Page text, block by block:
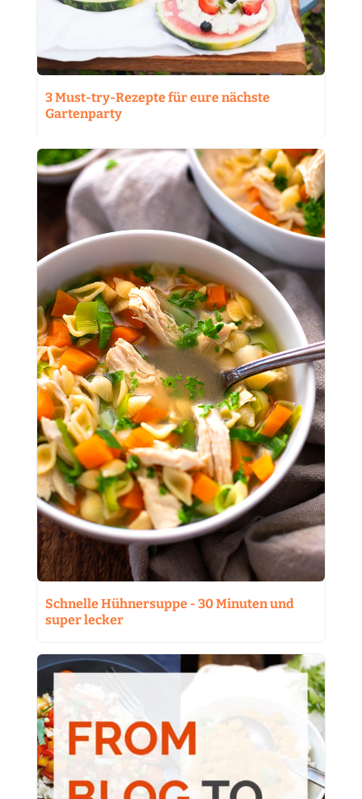
3 Must-try-Rezepte für eure nächste
Gartenparty
Schnelle Hühnersuppe - 30 Minuten und
super lecker